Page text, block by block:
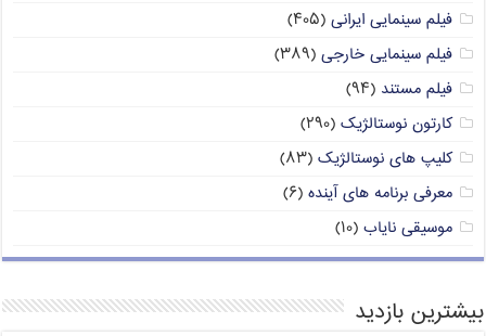
فیلم سینمایی ایرانی (۴۰۵)
فیلم سینمایی خارجی (۳۸۹)
فیلم مستند (۹۴)
کارتون نوستالژیک (۲۹۰)
کلیپ های نوستالژیک (۸۳)
معرفی برنامه های آینده (۶)
موسیقی نایاب (۱۰)
بیشترین بازدید